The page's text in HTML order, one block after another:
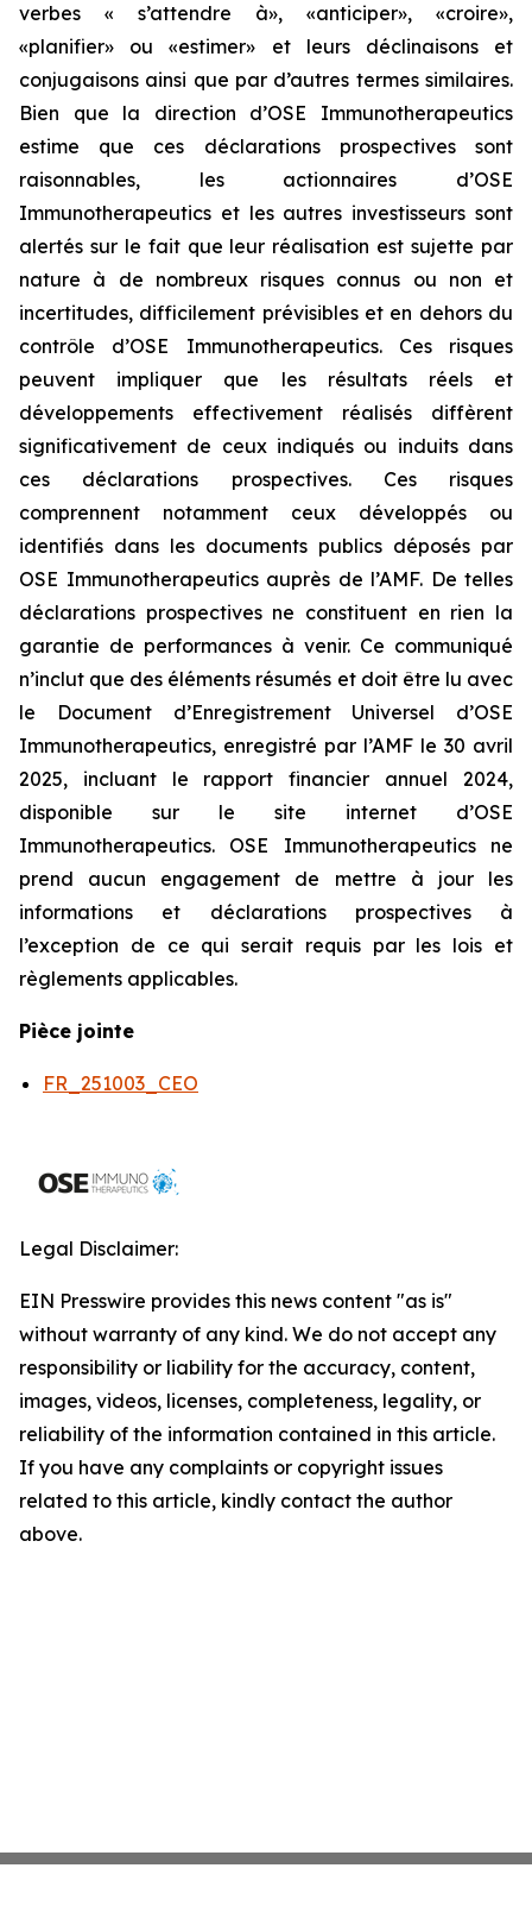
verbes « s’attendre à», «anticiper», «croire»,
«planifier» ou «estimer» et leurs déclinaisons et
conjugaisons ainsi que par d’autres termes similaires.
Bien que la direction d’OSE Immunotherapeutics
estime que ces déclarations prospectives sont
raisonnables, les actionnaires d’OSE
Immunotherapeutics et les autres investisseurs sont
alertés sur le fait que leur réalisation est sujette par
nature à de nombreux risques connus ou non et
incertitudes, difficilement prévisibles et en dehors du
contrôle d’OSE Immunotherapeutics. Ces risques
peuvent impliquer que les résultats réels et
développements effectivement réalisés diffèrent
significativement de ceux indiqués ou induits dans
ces déclarations prospectives. Ces risques
comprennent notamment ceux développés ou
identifiés dans les documents publics déposés par
OSE Immunotherapeutics auprès de l’AMF. De telles
déclarations prospectives ne constituent en rien la
garantie de performances à venir. Ce communiqué
n’inclut que des éléments résumés et doit être lu avec
le Document d’Enregistrement Universel d’OSE
Immunotherapeutics, enregistré par l’AMF le 30 avril
2025, incluant le rapport financier annuel 2024,
disponible sur le site internet d’OSE
Immunotherapeutics. OSE Immunotherapeutics ne
prend aucun engagement de mettre à jour les
informations et déclarations prospectives à
l’exception de ce qui serait requis par les lois et
règlements applicables.
Pièce jointe
FR_251003_CEO
Legal Disclaimer:
EIN Presswire provides this news content "as is"
without warranty of any kind. We do not accept any
responsibility or liability for the accuracy, content,
images, videos, licenses, completeness, legality, or
reliability of the information contained in this article.
If you have any complaints or copyright issues
related to this article, kindly contact the author
above.